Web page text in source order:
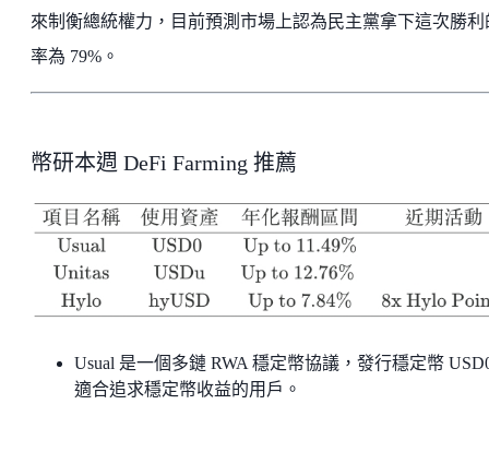
來制衡總統權力，目前預測市場上認為民主黨拿下這次勝利
率為 79%。
幣研本週 DeFi Farming 推薦
Usual 是一個多鏈 RWA 穩定幣協議，發行穩定幣
適合追求穩定幣收益的用戶。